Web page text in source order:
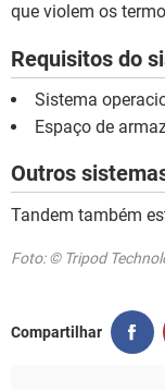
que violem os
Requisitos do
Sistema
Espaço de
Outros
Tandem também
Foto: © Tripod
Compartilhar